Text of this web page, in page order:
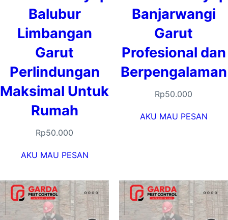
Balubur
Limbangan
Garut
Perlindungan
Maksimal Untuk
Rumah
Rp50.000
AKU MAU PESAN
Banjarwangi
Garut
Profesional dan
Berpengalaman
Rp50.000
AKU MAU PESAN